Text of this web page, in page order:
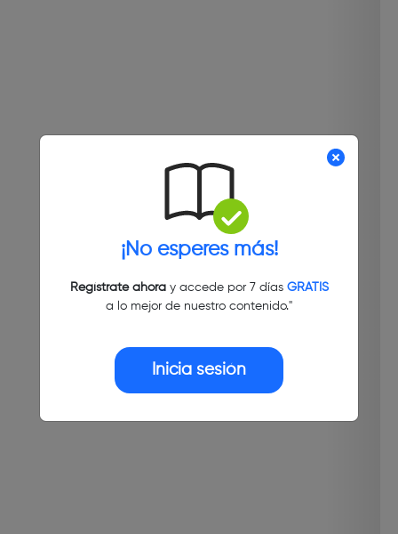
¡No esperes más!
Regístrate ahoray accede por 7 días GRATIS
a lo mejor de nuestro contenido."
Inicia sesión